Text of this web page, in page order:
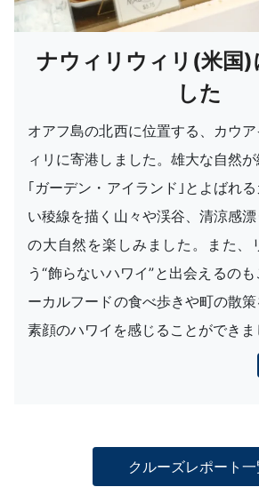
ナウィリウィリ(米国)
した
オアフ島の北西に位置する、カウ
ィリに寄港しました。雄大な自然
｢ガーデン・アイランド｣とよばれ
い稜線を描く山々や渓谷、清涼感
の大自然を楽しみました。また、
う“飾らないハワイ”と出会えるの
ーカルフードの食べ歩きや町の散策
素顔のハワイを感じることができま
クルーズレポート一